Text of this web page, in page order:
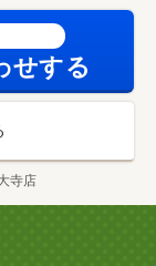
せする
寺店